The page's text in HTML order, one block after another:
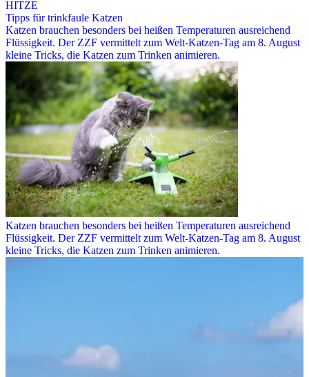
HITZE
Tipps für trinkfaule Katzen
Katzen brauchen besonders bei heißen Temperaturen ausreichend
Flüssigkeit. Der ZZF vermittelt zum Welt-Katzen-Tag am 8. August
kleine Tricks, die Katzen zum Trinken animieren.
Katzen brauchen besonders bei heißen Temperaturen ausreichend
Flüssigkeit. Der ZZF vermittelt zum Welt-Katzen-Tag am 8. August
kleine Tricks, die Katzen zum Trinken animieren.